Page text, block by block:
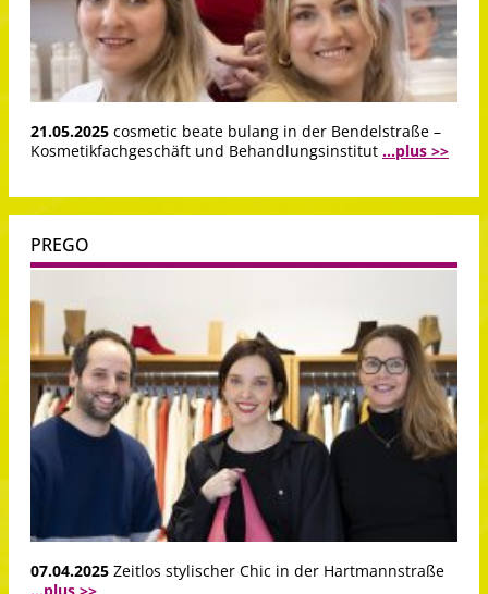
21.05.2025 cosmetic beate bulang in der Bendelstraße –
Kosmetikfachgeschäft und Behandlungsinstitut ...plus >>
PREGO
07.04.2025 Zeitlos stylischer Chic in der Hartmannstraße